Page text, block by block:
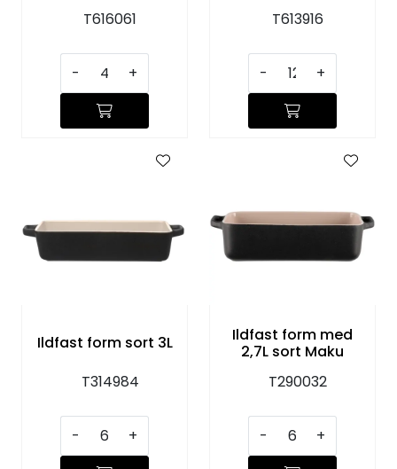
T616061
- +
T613916
- +
Ildfast form sort 3L
T314984
- +
Ildfast form med
2,7L sort Maku
T290032
- +